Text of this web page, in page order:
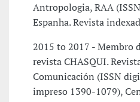
Antropologia, RAA
Espanha. Revista
2015 to 2017 - Membro
revista CHASQUI.
Comunicación (ISSN
impreso 1390-1079),